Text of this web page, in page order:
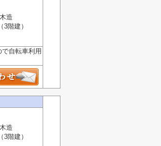
木造
3階建）
自転車利用
木造
3階建）